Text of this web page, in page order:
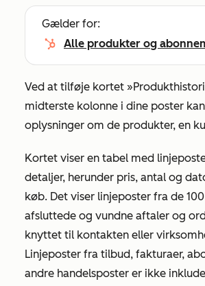
Gælder for:
Alle produkter og
Ved at tilføje kortet
midterste kolonne i dine poster
oplysninger om de produkter, en
Kortet viser en tabel med
detaljer, herunder pris, antal og
køb. Det viser linjeposter fra de
afsluttede og vundne aftaler og
knyttet til kontakten eller
Linjeposter fra tilbud, fakturaer,
andre handelsposter er ikke